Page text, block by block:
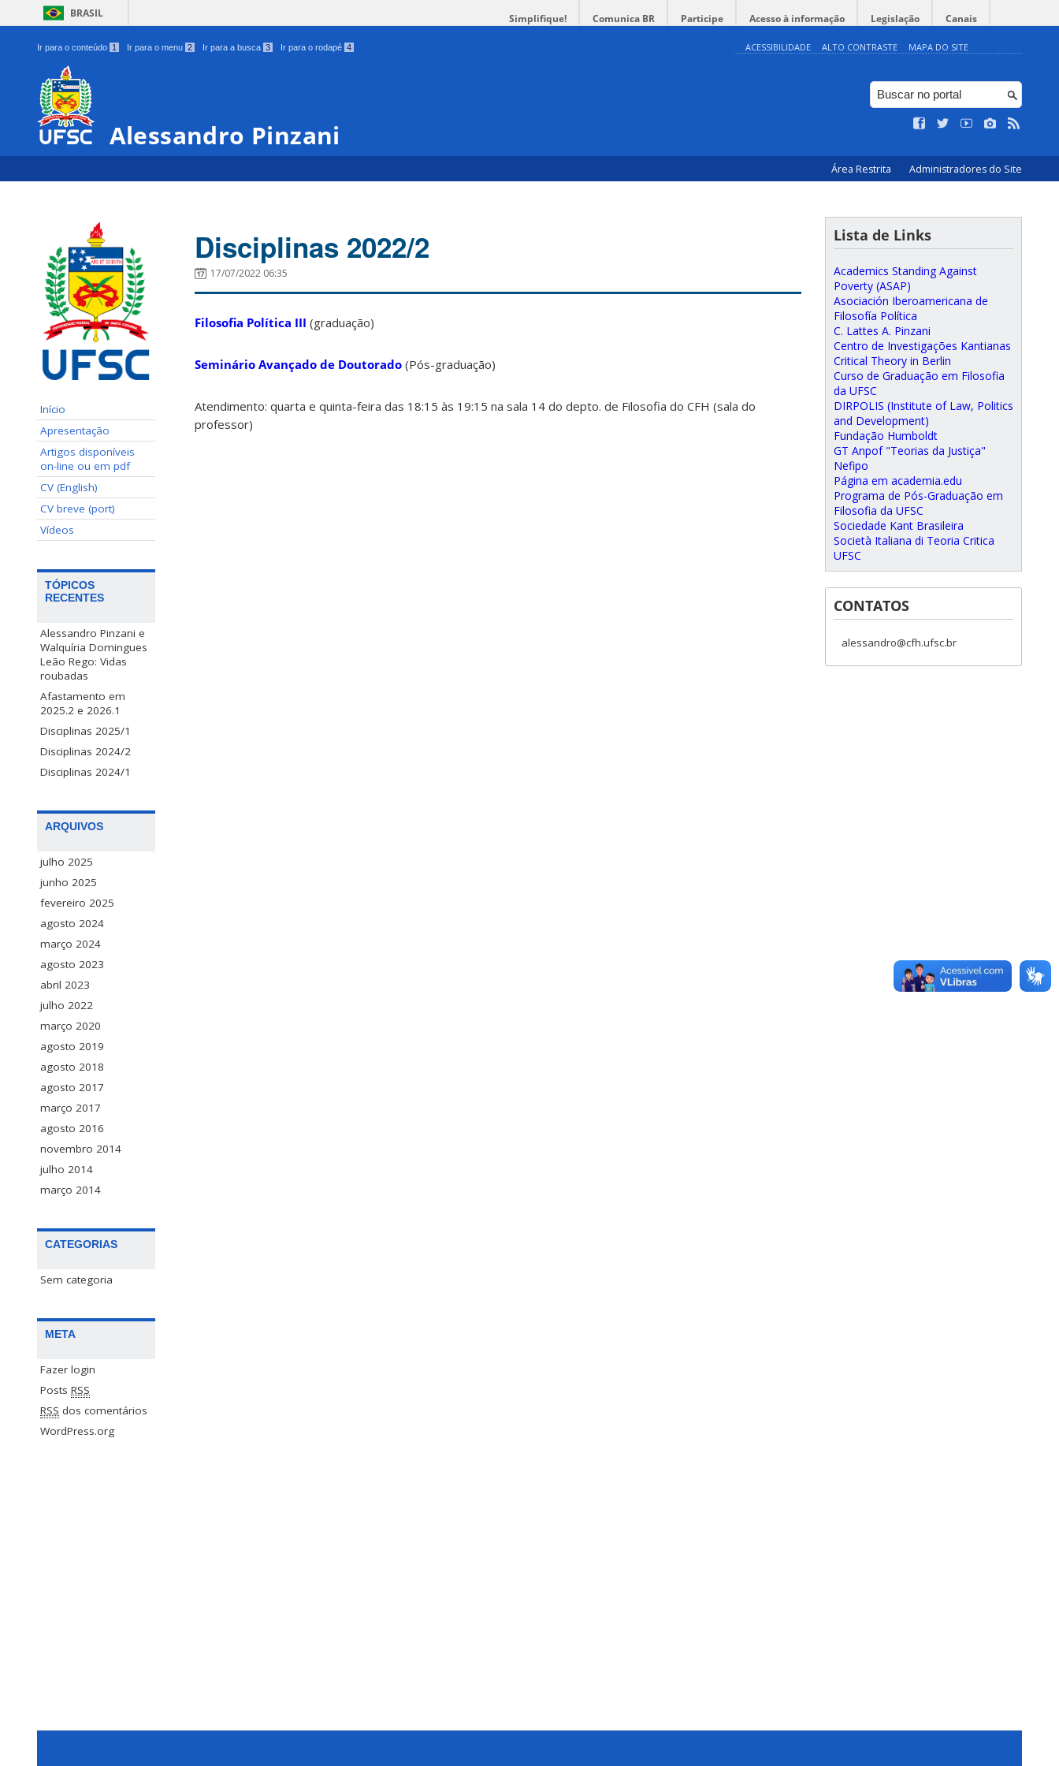
BRASIL Simplifique! Comunica BR Participe Acesso à informação Legislação Canais
Ir para o conteúdo 1 Ir para o menu 2 Ir para a busca 3 Ir para o rodapé 4 ACESSIBILIDADE ALTO CONTRASTE MAPA DO SITE
Alessandro Pinzani
Área Restrita Administradores do Site
Início
Apresentação
Artigos disponíveis
on-line ou em pdf
CV (English)
CV breve (port)
Vídeos
TÓPICOS
RECENTES
Alessandro Pinzani e
Walquíria Domingues
Leão Rego: Vidas
roubadas
Afastamento em
2025.2 e 2026.1
Disciplinas 2025/1
Disciplinas 2024/2
Disciplinas 2024/1
ARQUIVOS
julho 2025
junho 2025
fevereiro 2025
agosto 2024
março 2024
agosto 2023
abril 2023
julho 2022
março 2020
agosto 2019
agosto 2018
agosto 2017
março 2017
agosto 2016
novembro 2014
julho 2014
março 2014
CATEGORIAS
Sem categoria
META
Fazer login
Posts RSS
RSS dos comentários
WordPress.org
Disciplinas 2022/2
17/07/2022 06:35
Filosofia Política III (graduação)
Seminário Avançado de Doutorado (Pós-graduação)
Atendimento: quarta e quinta-feira das 18:15 às 19:15 na sala 14 do depto. de Filosofia do CFH (sala do
professor)
Lista de Links
Academics Standing Against
Poverty (ASAP)
Asociación Iberoamericana de
Filosofía Política
C. Lattes A. Pinzani
Centro de Investigações Kantianas
Critical Theory in Berlin
Curso de Graduação em Filosofia
da UFSC
DIRPOLIS (Institute of Law, Politics
and Development)
Fundação Humboldt
GT Anpof "Teorias da Justiça"
Nefipo
Página em academia.edu
Programa de Pós-Graduação em
Filosofia da UFSC
Sociedade Kant Brasileira
Società Italiana di Teoria Critica
UFSC
CONTATOS
alessandro@cfh.ufsc.br